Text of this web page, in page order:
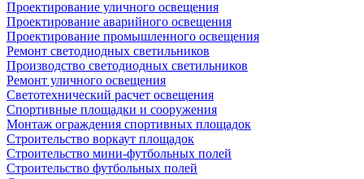
Проектирование уличного освещения
Проектирование аварийного освещения
Проектирование промышленного освещения
Ремонт светодиодных светильников
Производство светодиодных светильников
Ремонт уличного освещения
Светотехнический расчет освещения
Спортивные площадки и сооружения
Монтаж ограждения спортивных площадок
Строительство воркаут площадок
Строительство мини-футбольных полей
Строительство футбольных полей